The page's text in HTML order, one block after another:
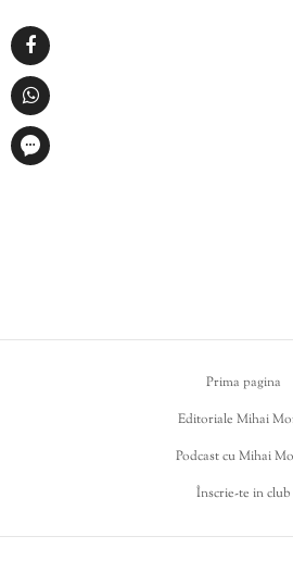
Prima pagina
Editoriale Mihai
Podcast cu Mihai
Înscrie-te in club